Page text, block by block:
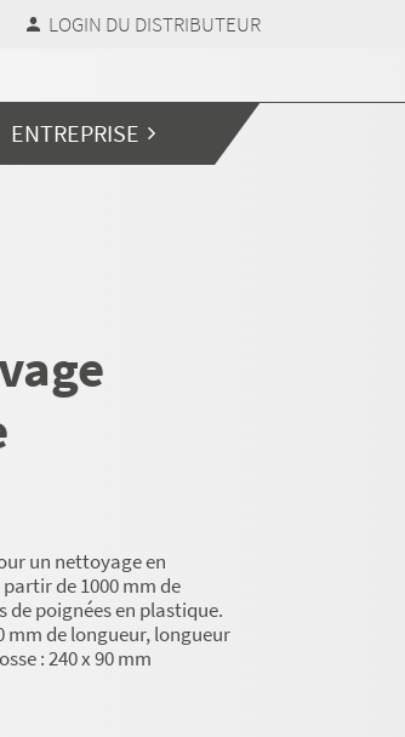
LOGIN DU DISTRIBUTEUR
ENTREPRISE
un nettoyage en
de 1000 mm de
de poignées en plastique.
mm de longueur, longueur
: 240 x 90 mm